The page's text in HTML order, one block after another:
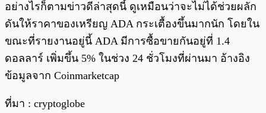
อย่างไรก็ตามข่าวดีล่าสุดนี้ ดูเหมือนว่าจะไม่ได้ช่วยผลัก
ดันให้ราคาของเหรียญ ADA กระเตื้องขึ้นมากนัก โดยใน
ขณะที่รายงานอยู่นี้ ADA มีการซื้อขายกันอยู่ที่ 1.4
ดอลลาร์ เพิ่มขึ้น 5% ในช่วง 24 ชั่วโมงที่ผ่านมา อ้างอิง
ข้อมูลจาก Coinmarketcap
ที่มา : cryptoglobe